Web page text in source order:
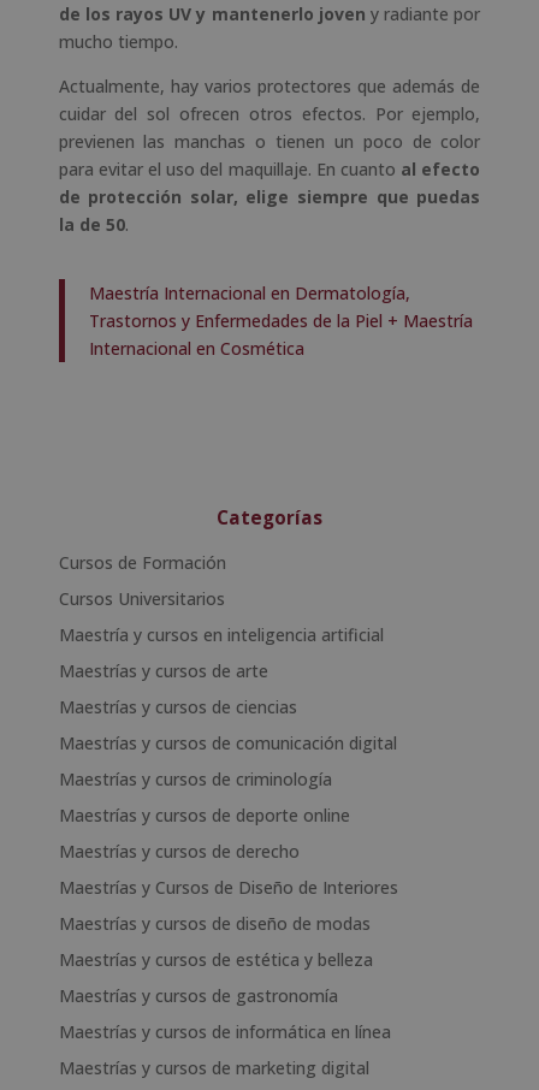
de los rayos UV y mantenerlo joven y radiante por
mucho tiempo.
Actualmente, hay varios protectores que además de
cuidar del sol ofrecen otros efectos. Por ejemplo,
previenen las manchas o tienen un poco de color
para evitar el uso del maquillaje. En cuanto al efecto
de protección solar, elige siempre que puedas
la de 50.
Maestría Internacional en Dermatología,
Trastornos y Enfermedades de la Piel + Maestría
Internacional en Cosmética
Categorías
Cursos de Formación
Cursos Universitarios
Maestría y cursos en inteligencia artificial
Maestrías y cursos de arte
Maestrías y cursos de ciencias
Maestrías y cursos de comunicación digital
Maestrías y cursos de criminología
Maestrías y cursos de deporte online
Maestrías y cursos de derecho
Maestrías y Cursos de Diseño de Interiores
Maestrías y cursos de diseño de modas
Maestrías y cursos de estética y belleza
Maestrías y cursos de gastronomía
Maestrías y cursos de informática en línea
Maestrías y cursos de marketing digital